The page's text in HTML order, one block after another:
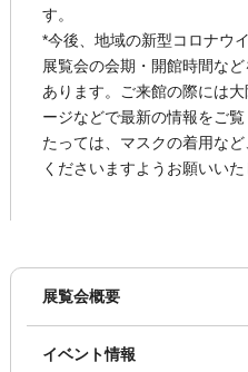
す。
*今後、地域の新型コロナウ
展覧会の会期・開館時間な
あります。ご来館の際には
ージなどで最新の情報をご
たっては、マスクの着用な
くださいますようお願いいた
展覧会概要
イベント情報